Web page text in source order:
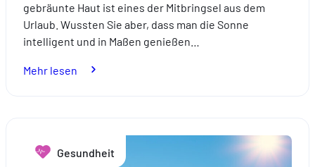
gebräunte Haut ist eines der Mitbringsel aus dem
Urlaub. Wussten Sie aber, dass man die Sonne
intelligent und in Maßen genießen…
Mehr lesen
aussuchen
Gesundheit